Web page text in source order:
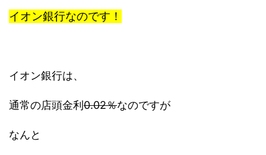
イオン銀行なのです！
イオン銀行は、
通常の店頭金利 0.02％なのですが
なんと